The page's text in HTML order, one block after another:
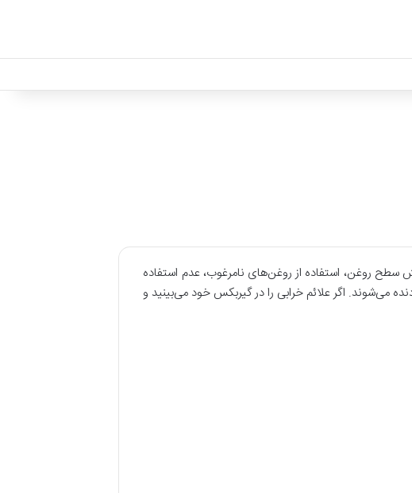
دلیل خرابی گیربکس جک اس 5 است. مواردی از قبیل کاهش سطح روغن، استفاده از روغن‌های نامرغوب، عدم استفاده
می‌شوند. اگر علائم خرابی را در گیربکس خود می‌بینید و